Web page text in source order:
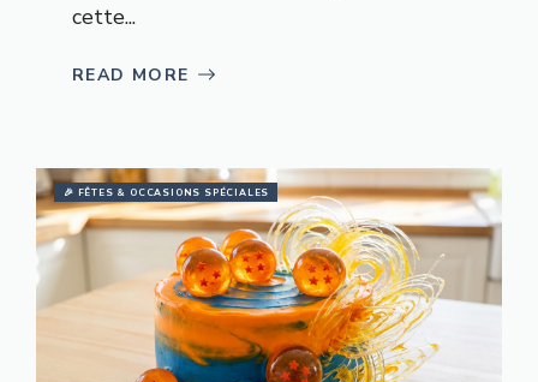
cette...
READ MORE
🎉 FÊTES & OCCASIONS SPÉCIALES